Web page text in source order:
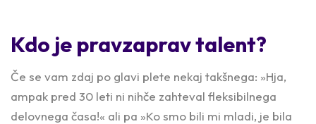
Kdo je pravzaprav talent?
Če se vam zdaj po glavi plete nekaj takšnega: »Hja,
ampak pred 30 leti ni nihče zahteval fleksibilnega
delovnega časa!« ali pa »Ko smo bili mi mladi, je bila